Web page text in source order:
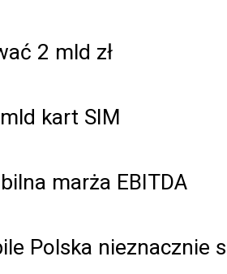
2 mld zł
kart SIM
marża EBITDA
Polska nieznacznie